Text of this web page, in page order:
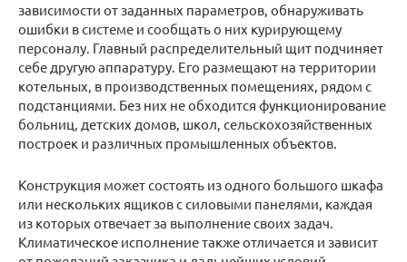
зависимости от заданных параметров, обнаруживать
ошибки в системе и сообщать о них курирующему
персоналу. Главный распределительный щит подчиняет
себе другую аппаратуру. Его размещают на территории
котельных, в производственных помещениях, рядом с
подстанциями. Без них не обходится функционирование
больниц, детских домов, школ, сельскохозяйственных
построек и различных промышленных объектов.
Конструкция может состоять из одного большого шкафа
или нескольких ящиков с силовыми панелями, каждая
из которых отвечает за выполнение своих задач.
Климатическое исполнение также отличается и зависит